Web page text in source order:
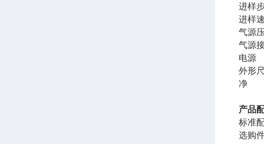
进样
进样
气源
气源
电源
外形
净
产品
标准
选购